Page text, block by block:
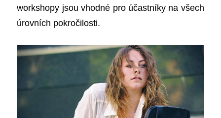
workshopy jsou vhodné pro účastníky na všech
úrovních pokročilosti.